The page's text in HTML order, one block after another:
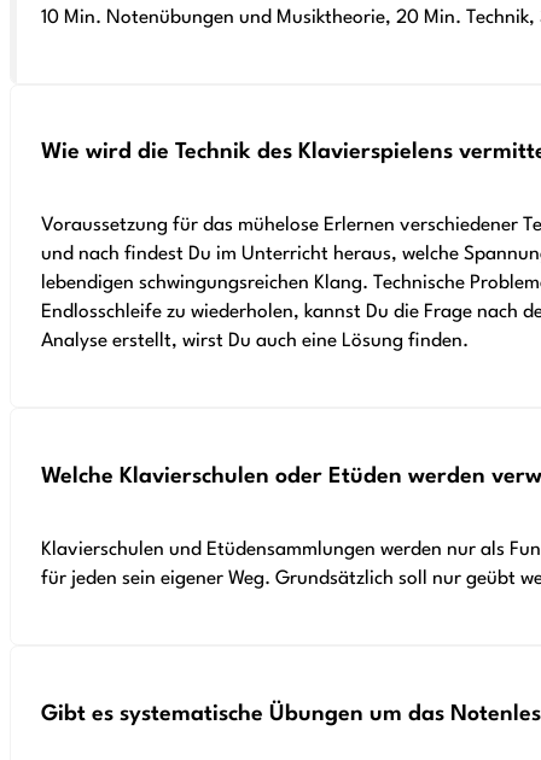
10 Min. Notenübungen und Musiktheorie, 20 Min.
Wie wird die Technik des Klavierspielens
Voraussetzung für das mühelose Erlernen verschiedener
und nach findest Du im Unterricht heraus, welche
lebendigen schwingungsreichen Klang. Technische
Endlosschleife zu wiederholen, kannst Du die Frage nach
Analyse erstellt, wirst Du auch eine Lösung finden.
Welche Klavierschulen oder Etüden werden
Klavierschulen und Etüdensammlungen werden nur als
für jeden sein eigener Weg. Grundsätzlich soll nur geübt
Gibt es systematische Übungen um das